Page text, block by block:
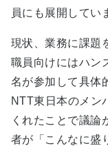
員にも展開してい
現状、業務に課題
職員向けにはハン
名が参加して具体
NTT東日本のメン
くれたことで議論
者が「こんなに盛